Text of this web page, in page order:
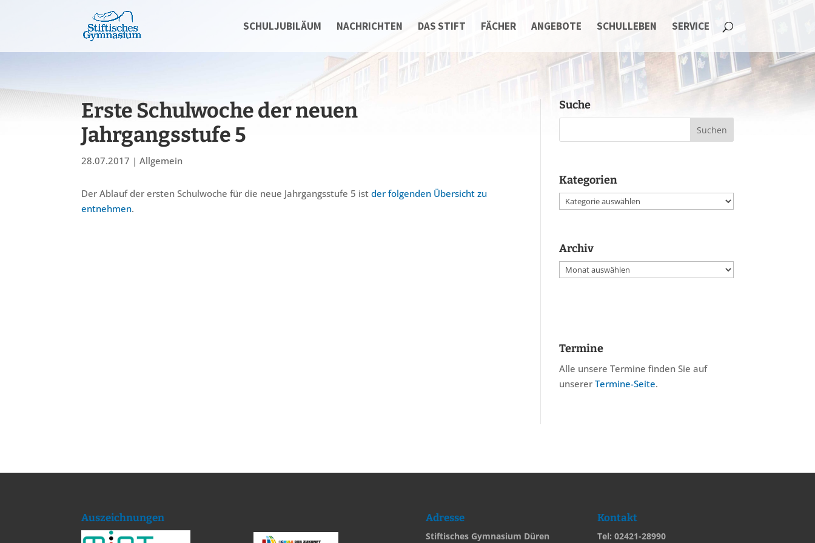
SCHULJUBILÄUM NACHRICHTEN DAS STIFT FÄCHER ANGEBOTE SCHULLEBEN SERVICE
Erste Schulwoche der neuen
Jahrgangsstufe 5
28.07.2017 |Allgemein
Der Ablauf der ersten Schulwoche für die neue Jahrgangsstufe 5 istder folgenden Übersicht zu
entnehmen.
Suche
Kategorien
Kategorien
Archiv
Archiv
Termine
Alle unsere Termine finden Sie auf
unserer Termine-Seite.
Auszeichnungen Adresse
Stiftisches Gymnasium Düren
Kontakt
Tel: 02421-28990